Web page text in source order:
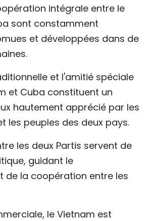
intégrale entre le
sont constamment
et développées dans de
et l'amitié spéciale
et Cuba constituent un
hautement apprécié par les
les peuples des deux pays.
les deux Partis servent de
guidant le
de la coopération entre les
le Vietnam est